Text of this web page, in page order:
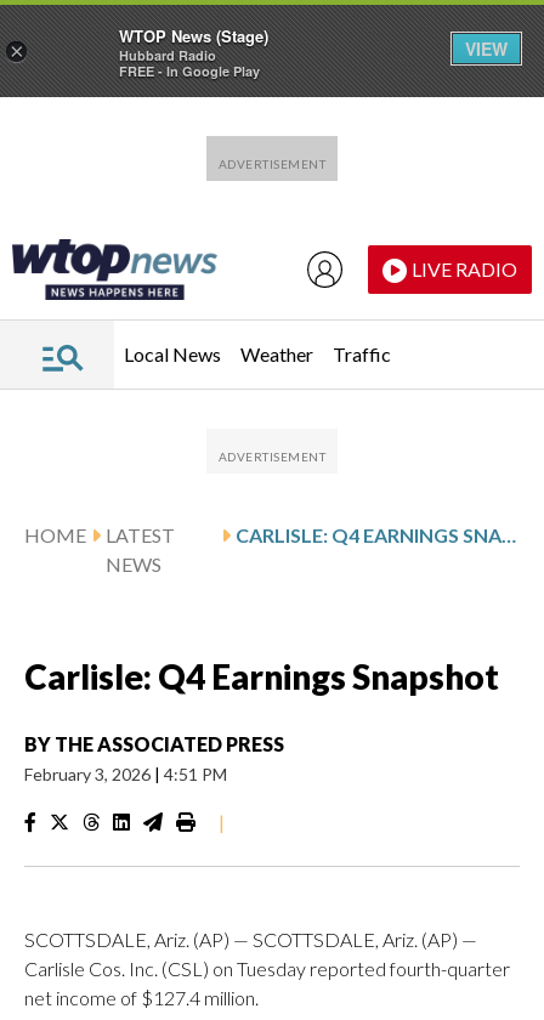
LIVE RADIO
Local News Weather Traffic
HOME
LATEST
NEWS
CARLISLE: Q4 EARNINGS SNAPSHOT
Carlisle: Q4 Earnings Snapshot
BY THE ASSOCIATED PRESS
February 3, 2026 | 4:51 PM
|
SCOTTSDALE, Ariz. (AP) — SCOTTSDALE, Ariz. (AP) —
Carlisle Cos. Inc. (CSL) on Tuesday reported fourth-quarter
net income of $127.4 million.
×
WTOP News (Stage)
Hubbard Radio
FREE - In Google Play
VIEW